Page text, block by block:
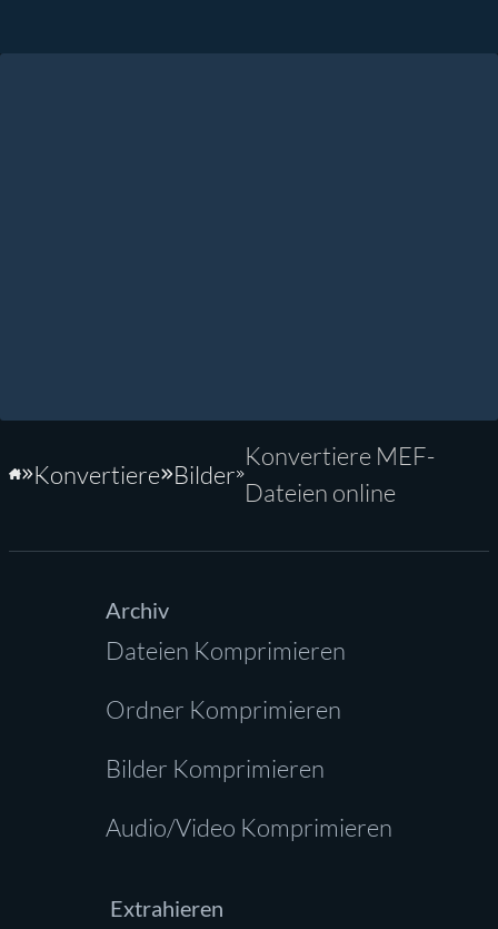
Startseite
Konvertiere Bilder
Konvertiere MEF-
Dateien online
Archiv
Dateien Komprimieren
Ordner Komprimieren
Bilder Komprimieren
Audio/Video Komprimieren
Extrahieren